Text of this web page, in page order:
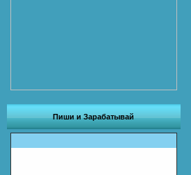
Пиши и Зарабатывай